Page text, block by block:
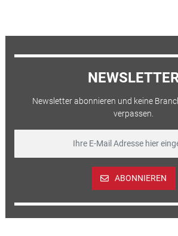
Newsletter abonnieren und keine
verpassen.
ABONNIEREN